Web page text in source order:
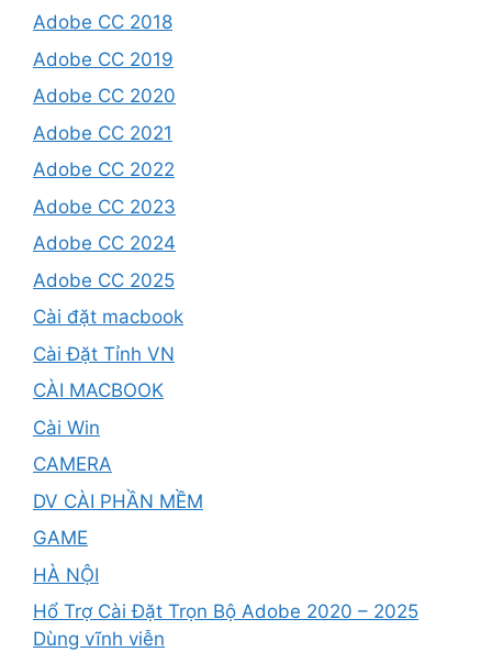
Adobe CC 2018
Adobe CC 2019
Adobe CC 2020
Adobe CC 2021
Adobe CC 2022
Adobe CC 2023
Adobe CC 2024
Adobe CC 2025
Cài đặt macbook
Cài Đặt Tỉnh VN
CÀI MACBOOK
Cài Win
CAMERA
DV CÀI PHẦN MỀM
GAME
HÀ NỘI
Hổ Trợ Cài Đặt Trọn Bộ Adobe 2020 – 2025
Dùng vĩnh viễn